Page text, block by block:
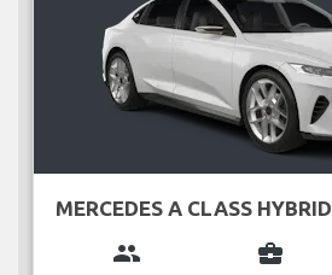
MERCEDES A CLASS HYBRID
group business_center